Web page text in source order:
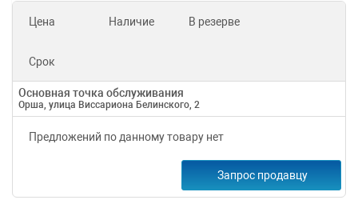
Цена Наличие В резерве
Срок
Основная точка обслуживания
Орша, улица Виссариона Белинского, 2
Предложений по данному товару нет
Запрос продавцу